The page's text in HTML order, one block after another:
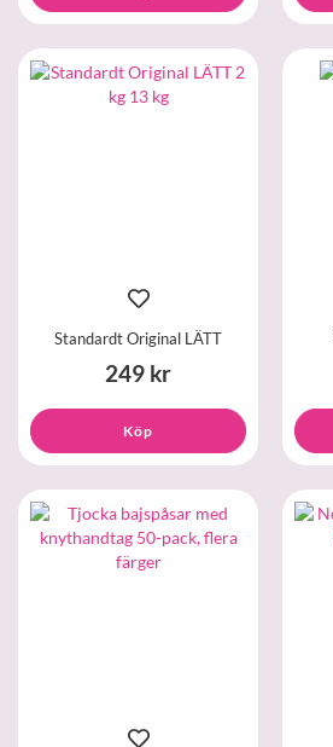
Standardt Original LÄTT
249 kr
Köp